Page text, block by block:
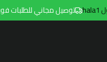
توصيل مجاني للطلبات فوق 299ريال داخل مدينه الرياض مع توصيل هامتارو